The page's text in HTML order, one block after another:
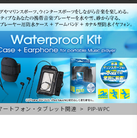
ートフォン・タブレット関連 PIP-WPC